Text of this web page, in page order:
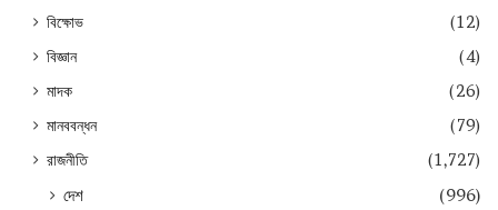
বিক্ষোভ
(12)
বিজ্ঞান
(4)
মাদক
(26)
মানববন্ধন
(79)
রাজনীতি
(1,727)
দেশ
(996)